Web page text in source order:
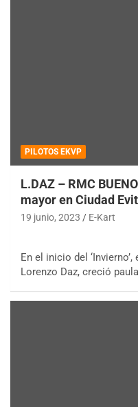
PILOTOS EKVP
L.DAZ – RMC
mayor en Ciudad
19 junio, 2023 E-Kart
En el inicio del
Lorenzo Daz, creció